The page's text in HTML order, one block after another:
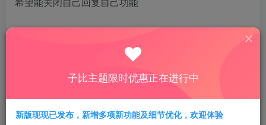
评分
欢迎为Ta评分
子比主题限时优惠正在进行中
新版现现已发布，新增多项新功能及细节优化，欢迎体验